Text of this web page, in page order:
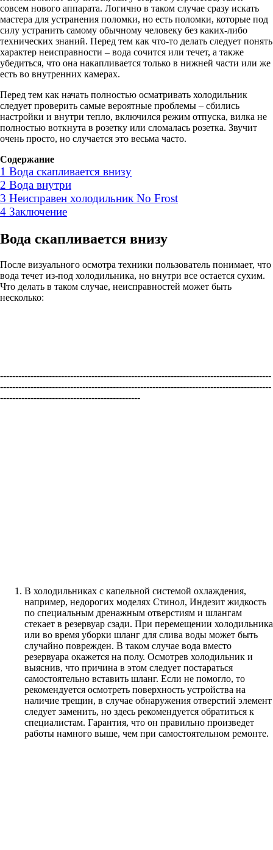
совсем нового аппарата. Логично в таком случае сразу искать
мастера для устранения поломки, но есть поломки, которые под
силу устранить самому обычному человеку без каких-либо
технических знаний. Перед тем как что-то делать следует понять
характер неисправности – вода сочится или течет, а также
убедиться, что она накапливается только в нижней части или же
есть во внутренних камерах.
Перед тем как начать полностью осматривать холодильник
следует проверить самые вероятные проблемы – сбились
настройки и внутри тепло, включился режим отпуска, вилка не
полностью воткнута в розетку или сломалась розетка. Звучит
очень просто, но случается это весьма часто.
Содержание
1 Вода скапливается внизу
2 Вода внутри
3 Неисправен холодильник No Frost
4 Заключение
Вода скапливается внизу
После визуального осмотра техники пользователь понимает, что
вода течет из-под холодильника, но внутри все остается сухим.
Что делать в таком случае, неисправностей может быть
несколько:
-----------------------------------------------------------------------------------------
-----------------------------------------------------------------------------------------
----------------------------------------------
В холодильниках с капельной системой охлаждения,
например, недорогих моделях Стинол, Индезит жидкость
по специальным дренажным отверстиям и шлангам
стекает в резервуар сзади. При перемещении холодильника
или во время уборки шланг для слива воды может быть
случайно поврежден. В таком случае вода вместо
резервуара окажется на полу. Осмотрев холодильник и
выяснив, что причина в этом следует постараться
самостоятельно вставить шланг. Если не помогло, то
рекомендуется осмотреть поверхность устройства на
наличие трещин, в случае обнаружения отверстий элемент
следует заменить, но здесь рекомендуется обратиться к
специалистам. Гарантия, что он правильно произведет
работы намного выше, чем при самостоятельном ремонте.